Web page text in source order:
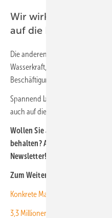
Wir wirkt sich die
auf die Beschäftigung
Die anderen Bereiche der
Wasserkraft, Geothermie) wiesen
Beschäftigung auf.
Spannend bleibt, ob und wie sich
auch auf die Beschäftigtenzahl
Wollen Sie aktuelle
behalten? Abonnieren Sie dazu
Newsletter!
Zum Weiterlesen:
Konkrete Maßnahmen für den
3,3 Millionen neue Jobs in der